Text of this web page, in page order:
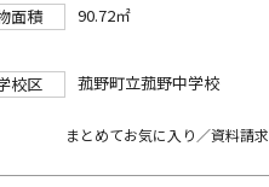
面積
90.72㎡
校区 菰野町立菰野中学校
まとめてお気に入り／資料請求